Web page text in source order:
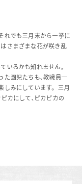
れでも三月末から一挙に
さまざまな花が咲き乱
いるかも知れません。
た園児たちも､教職員一
しみにしています。三月
カにして､ピカピカの